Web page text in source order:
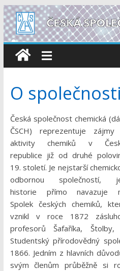
O společnosti
Česká společnost chemická
ČSCH) reprezentuje zájmy
aktivity chemiků v
republice již od druhé
19. století. Je nejstarší
odbornou společností,
historie přímo navazuje
Spolek českých chemiků,
vznikl v roce 1872
profesorů Šafaříka,
Studentský přírodovědný
1866. Jedním z hlavních
svým členům průběžně si